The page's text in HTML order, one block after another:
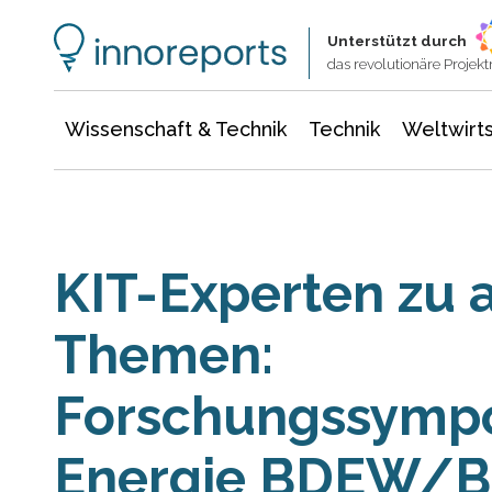
Unterstützt durch
das revolutionäre
Wissenschaft & Technik Technik
KIT-Experten zu
Themen:
Energie BDEW/